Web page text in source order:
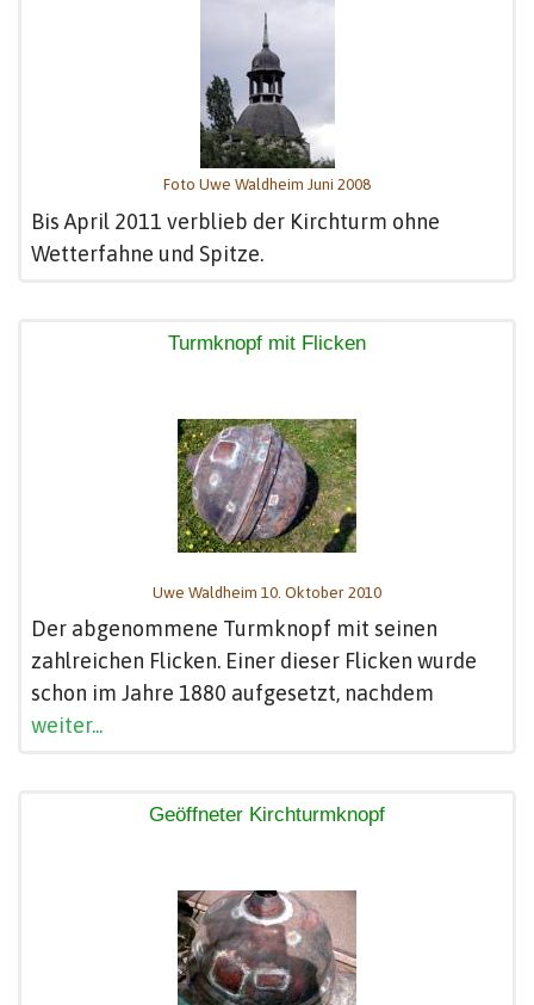
Foto Uwe Waldheim Juni 2008
Bis April 2011 verblieb der Kirchturm ohne
Wetterfahne und Spitze.
Turmknopf mit Flicken
Uwe Waldheim 10. Oktober 2010
Der abgenommene Turmknopf mit seinen
zahlreichen Flicken. Einer dieser Flicken wurde
schon im Jahre 1880 aufgesetzt, nachdem
weiter...
Geöffneter Kirchturmknopf